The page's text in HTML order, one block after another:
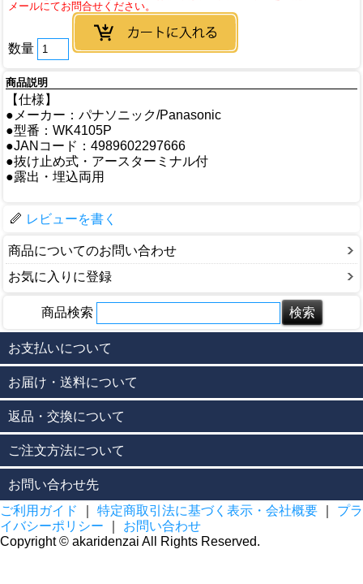
数量
商品説明
【仕様】
●メーカー：パナソニック/Panasonic
●型番：WK4105P
●JANコード：4989602297666
●抜け止め式・アースターミナル付
●露出・埋込両用
レビューを書く
商品についてのお問い合わせ
お気に入りに登録
商品検索
お支払いについて
お届け・送料について
返品・交換について
ご注文方法について
お問い合わせ先
ご利用ガイド
特定商取引法に基づく表示・会社概要
プラ
イバシーポリシー
お問い合わせ
Copyright © akaridenzai All Rights Reserved.